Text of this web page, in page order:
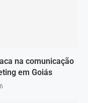
na comunicação
em Goiás